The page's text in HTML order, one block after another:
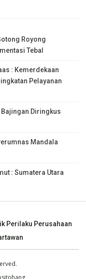
Royong
Tebal
: Kemerdekaan
Pelayanan
Bajingan Diringkus
Mandala
: Sumatera Utara
Perilaku Perusahaan